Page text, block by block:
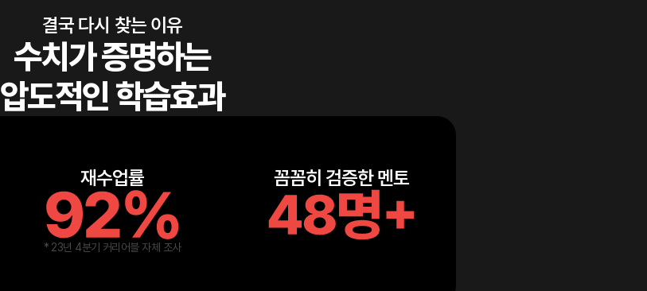
결국 다시 찾는 이유
수치가 증명하는
압도적인 학습효과
재수업률 꼼꼼히 검증한 멘토
* 23년 4분기 커리어블 자체 조사